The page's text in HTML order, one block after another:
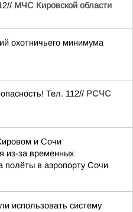
МЧС Кировской области
охотничьего минимума
Тел. 112// РСЧС
и Сочи
из-за временных
полёты в аэропорту Сочи
использовать систему